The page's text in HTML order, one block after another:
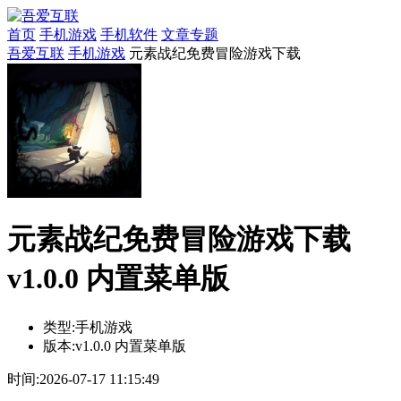
首页 手机游戏 手机软件 文章专题
吾爱互联 手机游戏 元素战纪免费冒险游戏下载
元素战纪免费冒险游戏下载
v1.0.0 内置菜单版
类型:手机游戏
版本:v1.0.0 内置菜单版
时间:2026-07-17 11:15:49